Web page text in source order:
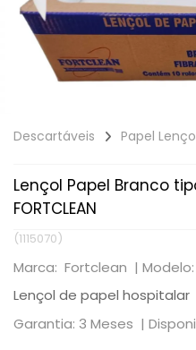
Descartáveis Papel
Lençol Papel Branco
FORTCLEAN
(1115070)
Marca: Fortclean |
Lençol de papel hospitalar
Garantia: 3 Meses |